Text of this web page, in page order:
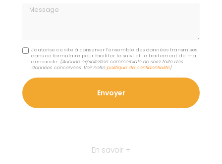
Message
J'autorise ce site à conserver l'ensemble des données transmises
dans ce formulaire pour faciliter le suivi et le traitement de ma
demande. (Aucune exploitation commerciale ne sera faite des
données concervées. Voir notrepolitique de confidentialité)
En savoir +